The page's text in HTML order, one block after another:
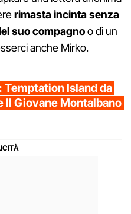
rimasta incinta senza
suo compagnoo di un
anche Mirko.
Island da
Il Giovane Montalbano